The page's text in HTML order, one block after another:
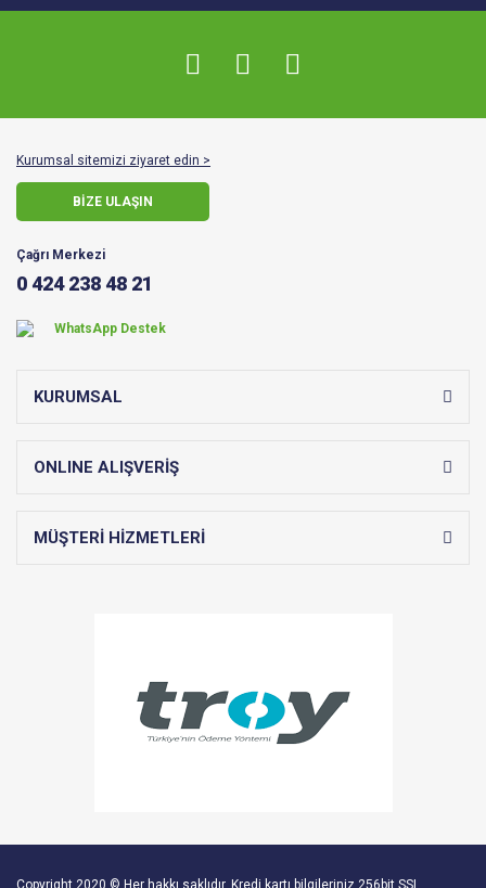
Kurumsal sitemizi ziyaret edin >
BİZE ULAŞIN
Çağrı Merkezi
0 424 238 48 21
WhatsApp Destek
KURUMSAL
ONLINE ALIŞVERİŞ
MÜŞTERİ HİZMETLERİ
Copyright 2020 © Her hakkı saklıdır. Kredi kartı bilgileriniz 256bit SSL